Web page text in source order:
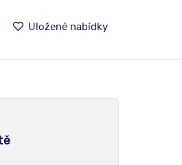
Uložené nabídky